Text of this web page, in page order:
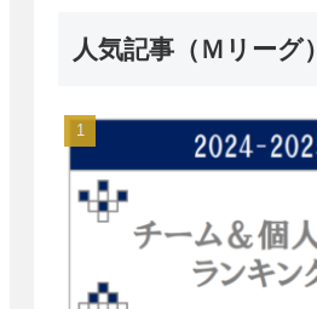
人気記事（Ｍリーグ）